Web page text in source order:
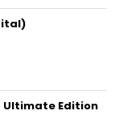
Ultimate Edition